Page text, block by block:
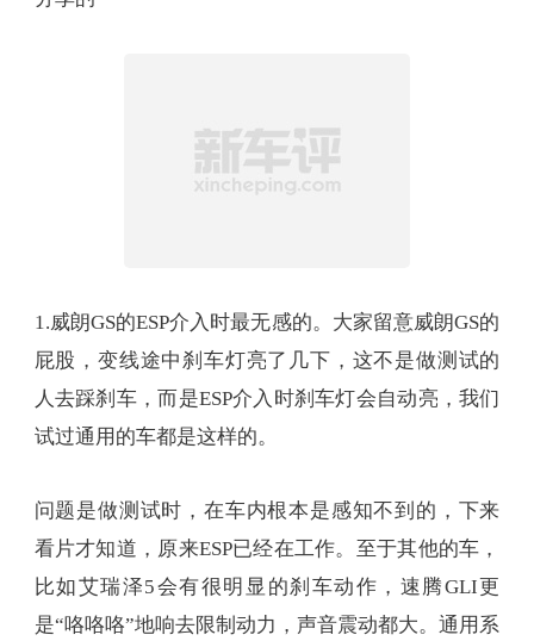
1.威朗GS的ESP介入时最无感的。大家留意威朗GS的
屁股，变线途中刹车灯亮了几下，这不是做测试的
人去踩刹车，而是ESP介入时刹车灯会自动亮，我们
试过通用的车都是这样的。
问题是做测试时，在车内根本是感知不到的，下来
看片才知道，原来ESP已经在工作。至于其他的车，
比如艾瑞泽5会有很明显的刹车动作，速腾GLI更
是“咯咯咯”地响去限制动力，声音震动都大。通用系